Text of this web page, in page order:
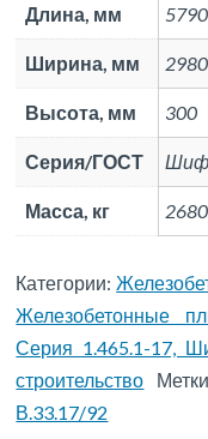
Длина, мм 5790
Ширина, мм 2980
Высота, мм 300
Серия/ГОСТ
Масса, кг 2680
Категории:
Железобетонные
Серия 1.465.1-17,
строительство
В.33.17/92